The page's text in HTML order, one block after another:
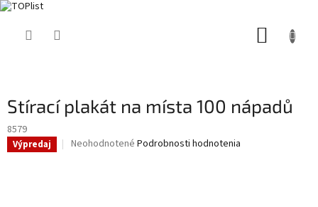
Stírací plakát na místa 100 nápadů
8579
Výpredaj
Priemerné
Neohodnotené Podrobnosti hodnotenia